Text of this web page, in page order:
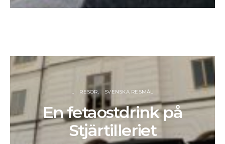
. RESOR SVENSKA RESMÅL
En fetaostdrink på
Stjärtilleriet